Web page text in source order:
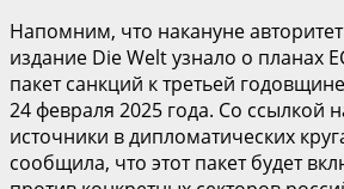
Напомним, что накануне
издание Die Welt узнало о планах
пакет санкций к третьей
24 февраля 2025 года. Со ссылкой
источники в дипломатических
сообщила, что этот пакет будет